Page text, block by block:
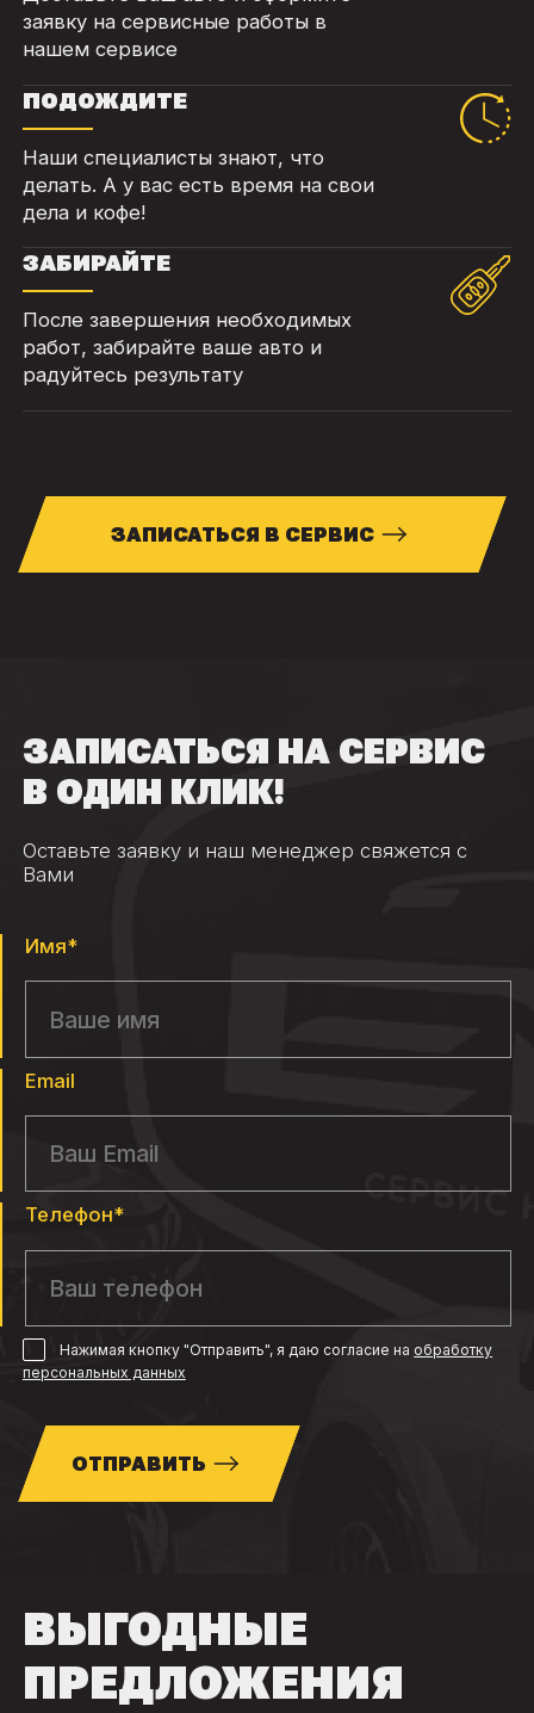
заявку на сервисные работы в
нашем сервисе
ПОДОЖДИТЕ
Наши специалисты знают, что
делать. А у вас есть время на свои
дела и кофе!
ЗАБИРАЙТЕ
После завершения необходимых
работ, забирайте ваше авто и
радуйтесь результату
ЗАПИСАТЬСЯ В СЕРВИС
ЗАПИСАТЬСЯ НА СЕРВИС
В ОДИН КЛИК!
Оставьте заявку и наш менеджер свяжется с
Вами
Имя*
Email
Телефон*
Нажимая кнопку "Отправить", я даю согласиена обработку
персональных данных
ОТПРАВИТЬ
ВЫГОДНЫЕ
ПРЕДЛОЖЕНИЯ